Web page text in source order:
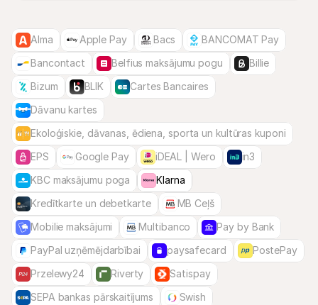
Alma Apple Pay Bacs
BANCOMAT Pay
Bancontact
Belfius maksājumu pogu
Billie
Bizum
BLIK
Cartes Bancaires
Dāvanu kartes
Ekoloģiskie, dāvanas, ēdiena, sporta un kultūras kuponi
EPS
Google Pay iDEAL | Wero
in3
KBC maksājumu poga
Klarna
Kredītkarte un debetkarte
MB Ceļš
Mobilie maksājumi
Multibanco
Pay by Bank
PayPal uzņēmējdarbībai
paysafecard
PostePay
Przelewy24
Riverty
Satispay
SEPA bankas pārskaitījums
Swish